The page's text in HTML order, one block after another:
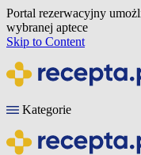
Portal rezerwacyjny
wybranej aptece
Skip to Content
Kategorie